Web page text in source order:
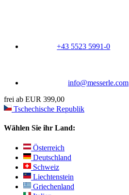
+43 5523 5991-0
info@messerle.com
frei ab EUR 399,00
Tschechische Republik
Wählen Sie ihr Land:
Österreich
Deutschland
Schweiz
Liechtenstein
Griechenland